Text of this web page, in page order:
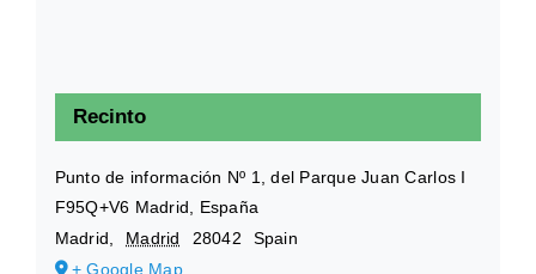
Recinto
Punto de información Nº 1, del Parque Juan Carlos I
F95Q+V6 Madrid, España
Madrid, Madrid 28042
Spain
+ Google Map